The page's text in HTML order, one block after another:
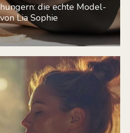
die echte Model-
Lia Sophie